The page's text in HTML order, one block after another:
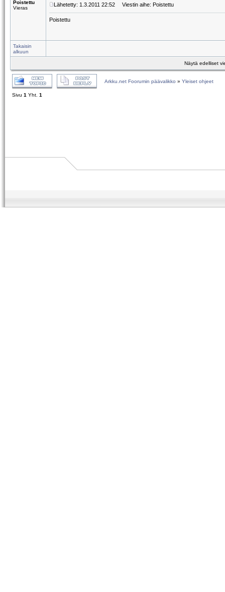
Poistettu
Vieras
Lähetetty: 1.3.2011 22:52 Viestin aihe: Poistettu
Poistettu
Takaisin
alkuun
Näytä edelliset
Arkku.net Foorumin päävalikko » Yleiset ohjeet
Sivu 1 Yht. 1